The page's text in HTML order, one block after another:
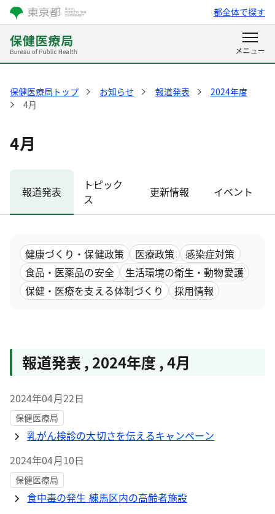
都全体で探す
保健医療局トップ お知らせ 報道発表
2024年度
4月
4月
報道発表
トピック
ス
更新情報 イベント
健康づくり・保健政策 医療政策
感染症対策
食品・医薬品の安全
生活環境の衛生・動物愛護
保健・医療を支える体制づくり
採用情報
報道発表 , 2024年度 ,4月
2024年04月22日
保健医療局
乳がん検診の大切さを伝えるキャンペーン
2024年04月10日
保健医療局
食中毒の発生 練馬区内の高齢者施設